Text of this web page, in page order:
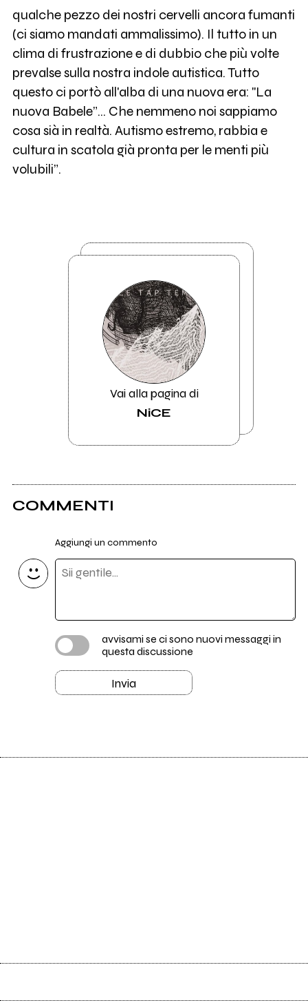
qualche pezzo dei nostri cervelli ancora fumanti
(ci siamo mandati ammalissimo). Il tutto in un
clima di frustrazione e di dubbio che più volte
prevalse sulla nostra indole autistica. Tutto
questo ci portò all'alba di una nuova era: "La
nuova Babele”... Che nemmeno noi sappiamo
cosa sià in realtà. Autismo estremo, rabbia e
cultura in scatola già pronta per le menti più
volubili”.
Vai alla pagina di
NiCE
COMMENTI
Aggiungi un commento
avvisami se ci sono nuovi messaggi in
questa discussione
Invia